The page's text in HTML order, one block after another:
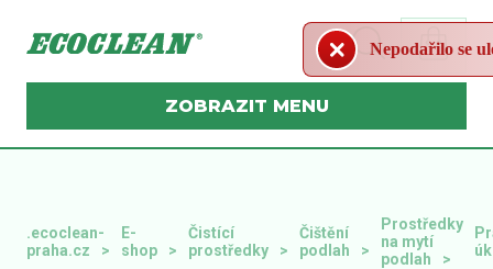
MENU
.ecoclean-
praha.cz
E-
shop
Čistící
prostředky
Čištění
podlah
Prostředky
na mytí
podlah
Nepodařilo se